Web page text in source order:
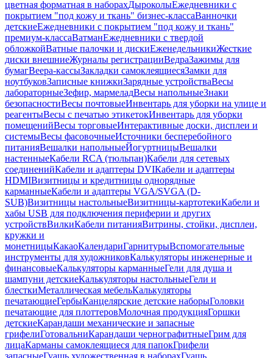
цветная форматная в наборахДыроколыЕжедневники с
покрытием "под кожу и ткань" бизнес-классаВанночки
детскиеЕжедневники с покрытием "под кожу и ткань"
премиум-классаВатманЕжедневники с твердой
обложкойВатные палочки и дискиЕженедельникиЖесткие
диски внешниеЖурналы регистрацииВедраЗажимы для
бумагВеера-кассыЗакладки самоклеящиесяЗамки для
ноутбуковЗаписные книжкиЗарядные устройстваВесы
лабораторныеЗефир, мармеладВесы напольныеЗнаки
безопасностиВесы почтовыеИнвентарь для уборки на улице и
реагентыВесы с печатью этикетокИнвентарь для уборки
помещенийВесы торговыеИнтерактивные доски, дисплеи и
системыВесы фасовочныеИсточники бесперебойного
питанияВешалки напольныеЙогуртницыВешалки
настенныеКабели RCA (тюльпан)Кабели для сетевых
соединенийКабели и адаптеры DVIКабели и адаптеры
HDMIВизитницы и кредитницы однорядные
карманныеКабели и адаптеры VGA/SVGA (D-
SUB)Визитницы настольныеВизитницы-картотекиКабели и
хабы USB для подключения периферии и других
устройствВилкиКабели питанияВитрины, стойки, дисплеи,
кружки и
монетницыКакаоКалендариГарнитурыВспомогательные
инструменты для художниковКалькуляторы инженерные и
финансовыеКалькуляторы карманныеГели для душа и
шампуни детскиеКалькуляторы настольныеГели и
блесткиМеталлическая мебельКалькуляторы
печатающиеГербыКанцелярские детские наборыГоловки
печатающие для плоттеровМолочная продукцияГоршки
детскиеКарандаши механические и запасные
грифелиГотовальниКарандаши чернографитныеГрим для
лицаКарманы самоклеящиеся для папокГрифели
запасныеГуашь художественная в наборахГуашь